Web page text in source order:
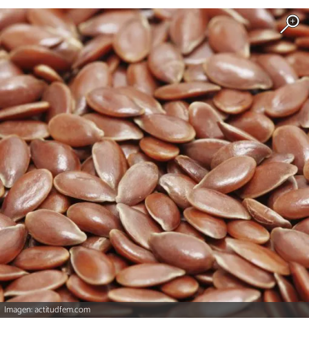
Imagen: actitudfem.com